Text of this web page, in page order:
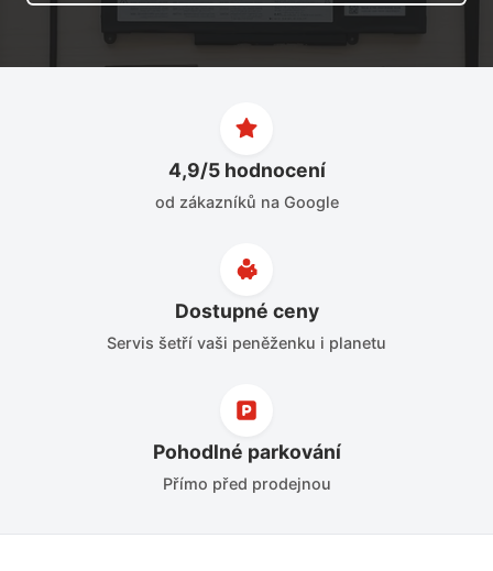
4,9/5 hodnocení
od zákazníků na Google
Dostupné ceny
Servis šetří vaši peněženku i planetu
Pohodlné parkování
Přímo před prodejnou